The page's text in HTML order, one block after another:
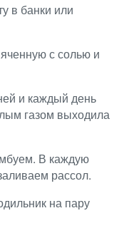
в банки или
с солью и
и каждый день
газом выходила
В каждую
рассол.
на пару